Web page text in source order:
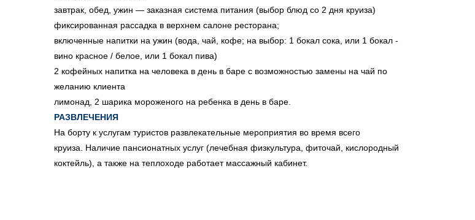
завтрак, обед, ужин — заказная система питания (выбор блюд со 2 дня круиза)
фиксированная рассадка в верхнем салоне ресторана;
включенные напитки на ужин (вода, чай, кофе; на выбор: 1 бокал сока, или 1 бокал -
вино красное / белое, или 1 бокал пива)
2 кофейных напитка на человека в день в баре с возможностью замены на чай по
желанию клиента
лимонад, 2 шарика мороженого на ребенка в день в баре.
РАЗВЛЕЧЕНИЯ
На борту к услугам туристов развлекательные мероприятия во время всего
круиза. Наличие пансионатных услуг (лечебная физкультура, фиточай, кислородный
коктейль), а также на теплоходе работает массажный кабинет.